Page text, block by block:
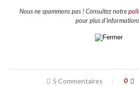
Nous ne spammons pas ! Consultez notre
pour plus
5 Commentaires 0